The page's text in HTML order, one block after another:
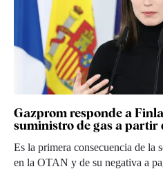
Gazprom responde a
suministro de gas a partir
Es la primera consecuencia de la
en la OTAN y de su negativa a